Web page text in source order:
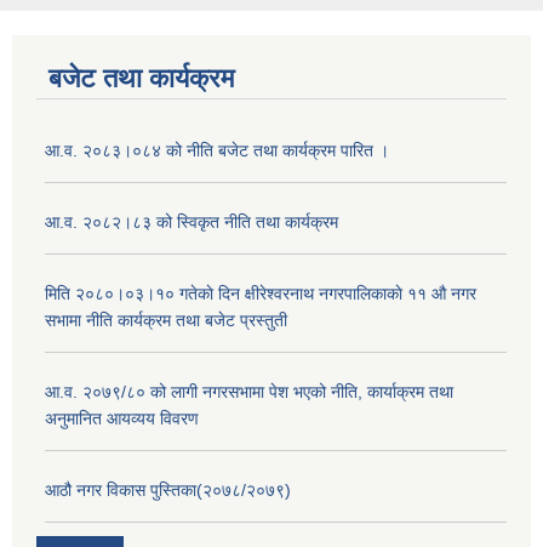
बजेट तथा कार्यक्रम
आ.व. २०८३।०८४ को नीति बजेट तथा कार्यक्रम पारित ।
आ.व. २०८२।८३ को स्विकृत नीति तथा कार्यक्रम
मिति २०८०।०३।१० गतेकाे दिन क्षीरेश्वरनाथ नगरपालिकाकाे ११ ‍औ नगर
सभामा नीति कार्यक्रम तथा बजेट प्रस्तुती
आ.व. २०७९/८० को लागी नगरसभामा पेश भएको नीति, कार्याक्रम तथा
अनुमानित आयव्यय विवरण
आठौ नगर विकास पुस्तिका(२०७८/२०७९)